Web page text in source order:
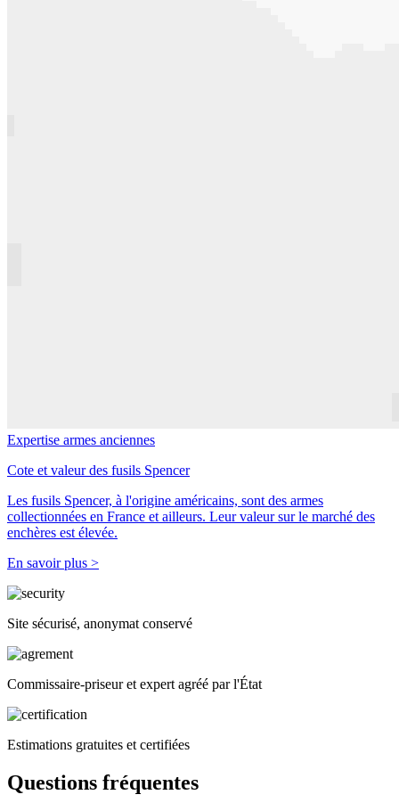
Expertise armes anciennes
Cote et valeur des fusils Spencer
Les fusils Spencer, à l'origine américains, sont des armes
collectionnées en France et ailleurs. Leur valeur sur le marché des
enchères est élevée.
En savoir plus >
Site sécurisé, anonymat conservé
Commissaire-priseur et expert agréé par l'État
Estimations gratuites et certifiées
Questions fréquentes